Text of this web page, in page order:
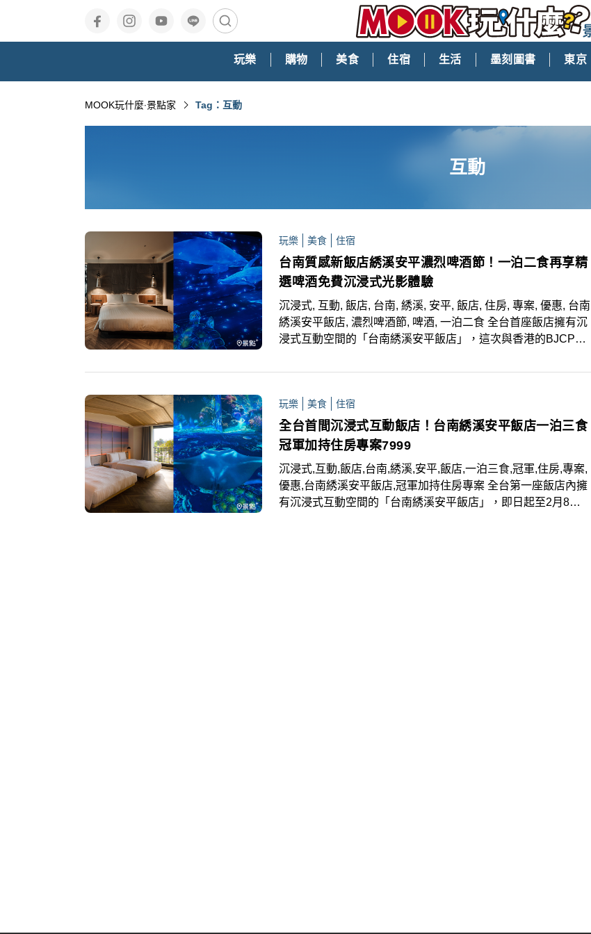
玩樂 購物 美食 住宿 生活 墨刻圖書 東京
MOOK玩什麼‧景點家 Tag：互動
互動
玩樂 美食 住宿
台南質感新飯店綉溪安平濃烈啤酒節！一泊二食再享精
選啤酒免費沉浸式光影體驗
沉浸式, 互動, 飯店, 台南, 綉溪, 安平, 飯店, 住房, 專案, 優惠, 台南
綉溪安平飯店, 濃烈啤酒節, 啤酒, 一泊二食 全台首座飯店擁有沉
浸式互動空間的「台南綉溪安平飯店」，這次與香港的BJCP啤
啤酒節住房專案」，專案不僅可享一泊二食與免費體驗飯店內沉
式濃情烈烈啤酒套餐」，每人含4杯精選啤酒佐德式餐食，輕鬆
享受微醺的美好夜晚，專案優惠每晚8499元起。
玩樂 美食 住宿
全台首間沉浸式互動飯店！台南綉溪安平飯店一泊三食
冠軍加持住房專案7999
沉浸式,互動,飯店,台南,綉溪,安平,飯店,一泊三食,冠軍,住房,專案,
優惠,台南綉溪安平飯店,冠軍加持住房專案 全台第一座飯店內擁
有沉浸式互動空間的「台南綉溪安平飯店」，即日起至2月8日